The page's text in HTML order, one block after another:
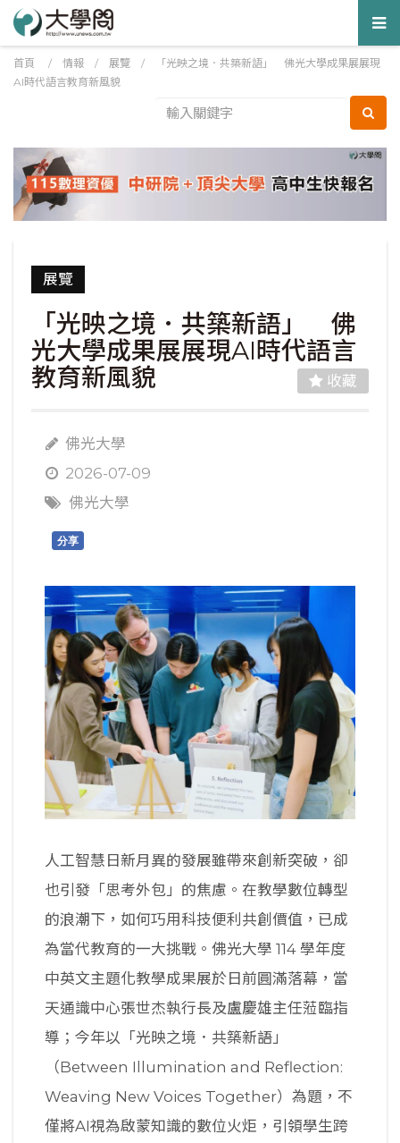
首頁 / 情報 / 展覽 /
「光映之境．共築新語」 佛光大學成果展展現
AI時代語言教育新風貌
展覽
「光映之境．共築新語」 佛
光大學成果展展現AI時代語言
教育新風貌
收藏
佛光大學
2026-07-09
佛光大學
分享
人工智慧日新月異的發展雖帶來創新突破，卻
也引發「思考外包」的焦慮。在教學數位轉型
的浪潮下，如何巧用科技便利共創價值，已成
為當代教育的一大挑戰。佛光大學 114 學年度
中英文主題化教學成果展於日前圓滿落幕，當
天通識中心張世杰執行長及盧慶雄主任蒞臨指
導；今年以「光映之境．共築新語」
（Between Illumination and Reflection:
Weaving New Voices Together）為題，不
僅將AI視為啟蒙知識的數位火炬，引領學生跨